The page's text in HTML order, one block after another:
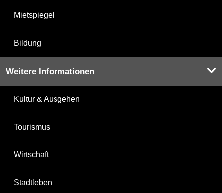
Mietspiegel
Bildung
Weitere Informationen
Kultur & Ausgehen
Tourismus
Wirtschaft
Stadtleben